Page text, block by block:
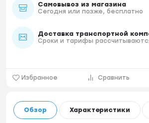
Самовывоз из магазина
Сегодня или позже, бесплатно
Доставка транспортной
Сроки и тарифы
Избранное Сравнить
Обзор Характеристики